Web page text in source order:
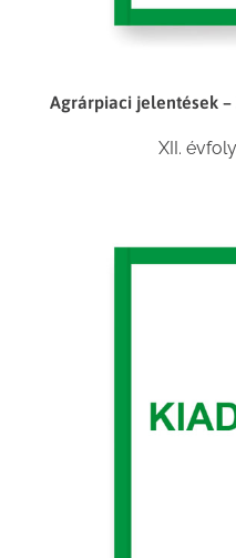
Agrárpiaci jelentések
XII.